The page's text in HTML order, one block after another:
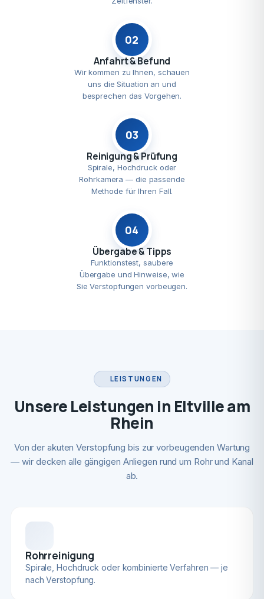
02
Anfahrt & Befund
Wir kommen zu Ihnen, schauen
uns die Situation an und
besprechen das Vorgehen.
03
Reinigung & Prüfung
Spirale, Hochdruck oder
Rohrkamera — die passende
Methode für Ihren Fall.
04
Übergabe & Tipps
Funktionstest, saubere
Übergabe und Hinweise, wie
Sie Verstopfungen vorbeugen.
LEISTUNGEN
Unsere Leistungen in Eltville am
Rhein
Von der akuten Verstopfung bis zur vorbeugenden Wartung
— wir decken alle gängigen Anliegen rund um Rohr und Kanal
ab.
Rohrreinigung
Spirale, Hochdruck oder kombinierte Verfahren — je
nach Verstopfung.